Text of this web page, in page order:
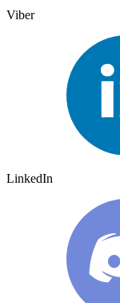
Viber
LinkedIn